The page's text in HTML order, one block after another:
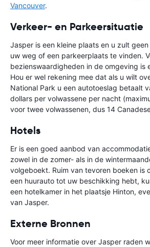
Vancouver.
Verkeer- en Parkeersituatie
Jasper is een kleine plaats en u zult
uw weg of een parkeerplaats te vinden.
bezienswaardigheden in de omgeving is
Hou er wel rekening mee dat als u wilt
National Park u een autotoeslag betaalt
dollars per volwassene per nacht
voor twee volwassenen, dus 14
Hotels
Er is een goed aanbod van
zowel in de zomer- als in de
volgeboekt. Ruim van tevoren boeken is
een huurauto tot uw beschikking hebt,
een hotelkamer in het plaatsje Hinton,
van Jasper.
Externe Bronnen
Voor meer informatie over Jasper raden